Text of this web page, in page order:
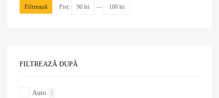
Filtrează Preț: 90 lei — 100 lei
FILTREAZĂ DUPĂ
Auto 1